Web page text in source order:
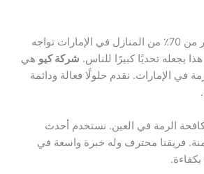
الدراسات تظهر أن أكثر من 70٪ من المنازل في الإمارات تواجه
يجعله تحديًا كبيرًا للناس. شركة كيو هي
في الإمارات. نقدم حلولًا فعالة ودائمة
الرمة في العين. نستخدم أحدث
فريقنا محترف وله خبرة واسعة في